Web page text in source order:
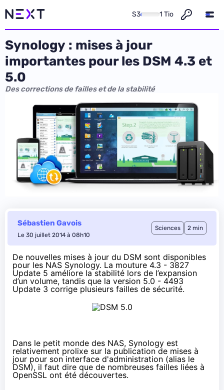
S3 1 Tio
Synology : mises à jour
importantes pour les DSM 4.3 et
5.0
Des corrections de failles et de la stabilité
Sébastien Gavois
Le 30 juillet 2014 à 08h10
Sciences 2 min
De nouvelles mises à jour du DSM sont disponibles
pour les NAS Synology. La mouture 4.3 - 3827
Update 5 améliore la stabilité lors de l’expansion
d’un volume, tandis que la version 5.0 - 4493
Update 3 corrige plusieurs failles de sécurité.
Dans le petit monde des NAS, Synology est
relativement prolixe sur la publication de mises à
jour pour son interface d'administration (alias le
DSM), il faut dire que de nombreuses failles liées à
OpenSSL ont été découvertes.